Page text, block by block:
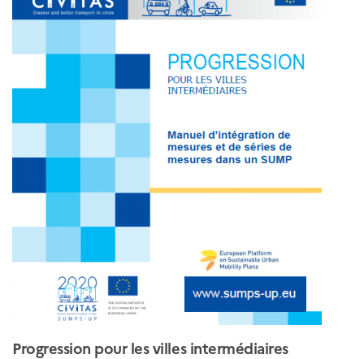
Progression pour les villes intermédiaires